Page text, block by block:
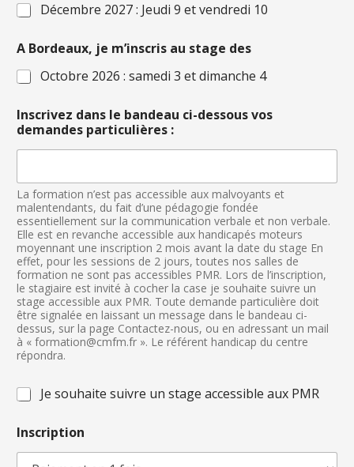
Décembre 2027 : Jeudi 9 et vendredi 10
A Bordeaux, je m’inscris au stage des
Octobre 2026 : samedi 3 et dimanche 4
Inscrivez dans le bandeau ci-dessous vos
demandes particulières :
La formation n’est pas accessible aux malvoyants et
malentendants, du fait d’une pédagogie fondée
essentiellement sur la communication verbale et non verbale.
Elle est en revanche accessible aux handicapés moteurs
moyennant une inscription 2 mois avant la date du stage En
effet, pour les sessions de 2 jours, toutes nos salles de
formation ne sont pas accessibles PMR. Lors de l’inscription,
le stagiaire est invité à cocher la case je souhaite suivre un
stage accessible aux PMR. Toute demande particulière doit
être signalée en laissant un message dans le bandeau ci-
dessus, sur la page Contactez-nous, ou en adressant un mail
à « formation@cmfm.fr ». Le référent handicap du centre
répondra.
C
a
e
s
Je souhaite suivre un stage accessible aux PMR
Inscription